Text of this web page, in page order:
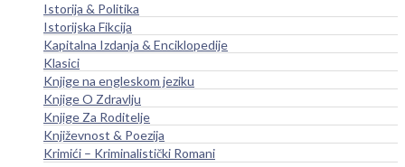
Istorija & Politika
Istorijska Fikcija
Kapitalna Izdanja & Enciklopedije
Klasici
Knjige na engleskom jeziku
Knjige O Zdravlju
Knjige Za Roditelje
Književnost & Poezija
Krimići – Kriminalistički Romani